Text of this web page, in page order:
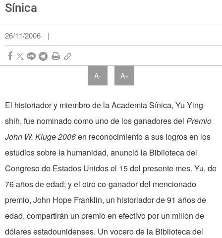
Sínica
26/11/2006 |
A- A+
El historiador y miembro de la Academia Sínica, Yu Ying-
shih, fue nominado como uno de los ganadores del Premio
John W. Kluge 2006en reconocimiento a sus logros en los
estudios sobre la humanidad, anunció la Biblioteca del
Congreso de Estados Unidos el 15 del presente mes. Yu, de
76 años de edad; y el otro co-ganador del mencionado
premio, John Hope Franklin, un historiador de 91 años de
edad, compartirán un premio en efectivo por un millón de
dólares estadounidenses. Un vocero de la Biblioteca del